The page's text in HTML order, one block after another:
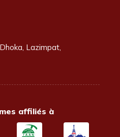
Lazimpat,
affiliés à